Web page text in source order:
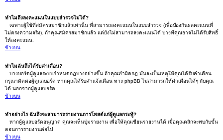
ทำไมถึงลงคะแนนในแบบสำรวจไม่ได้?
เฉพาะผู้ใช้ที่สมัครสมาชิกแล้วเท่านั้น ที่สามารถลงคะแนนในแบบสำรวจ (เพื่อป้องกันผลคะแนนที่
ไม่ตรงความจริง). ถ้าคุณสมัครสมาชิกแล้ว แต่ยังไม่สามารถลงคะแนนได้ บางทีคุณอาจไม่ได้รับสิทธิ์
ให้ลงคะแนน.
ข้างบน
ทำไมฉันถึงได้รับคำเตือน?
บางบอร์ดผู้ดูแลระบบกำหนดกฏบางอย่างขึ้น ถ้าคุณทำผิดกฏ มันจะเป็นเหตุให้คุณได้รับคำเตือน
กรุณาติดต่อผู้ดูแลบอร์ด หากคุณได้รับคำแจ้งเตือน ทาง phpBB ไม่สามารถให้คำเตือนได้ๆ กับคุณ
ได้ นอกจากผู้ดูแลบอร์ด
ข้างบน
ทำอย่างไร ฉันถึงจะสามารถรายงานการโพสต์แก่ผู้ดูแลกระทู้?
หากผู้ดูแลบอร์ดอนุญาต คุณจะเห็นปุ่มรายงาน เพื่อให้คุณเขียนรายงานได้ เมื่อคุณคลิกจะพบกับขั้น
ตอนการรายงานต่อไป
ข้างบน